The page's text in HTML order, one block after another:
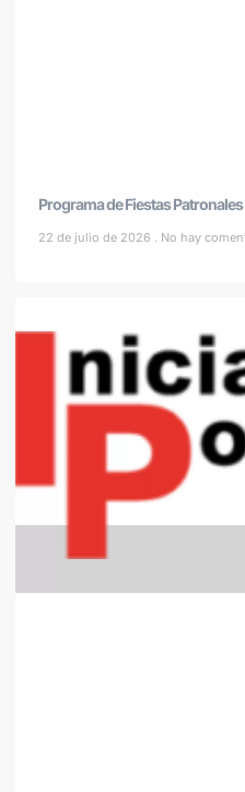
Programa de Fiestas
22 de julio de 2026 No hay